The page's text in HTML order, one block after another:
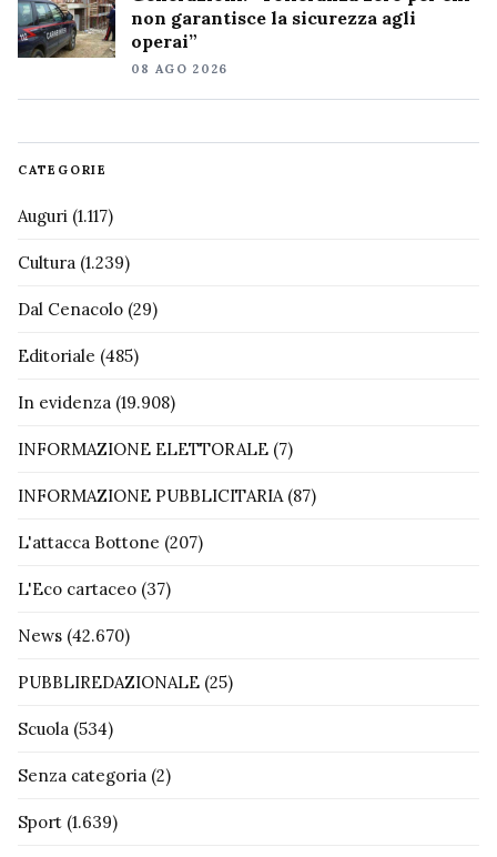
non garantisce la sicurezza agli
operai”
08 AGO 2026
CATEGORIE
Auguri (1.117)
Cultura (1.239)
Dal Cenacolo (29)
Editoriale (485)
In evidenza (19.908)
INFORMAZIONE ELETTORALE (7)
INFORMAZIONE PUBBLICITARIA(87)
L'attacca Bottone (207)
L'Eco cartaceo (37)
News (42.670)
PUBBLIREDAZIONALE (25)
Scuola (534)
Senza categoria (2)
Sport (1.639)